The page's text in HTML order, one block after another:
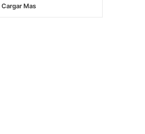
Cargar Mas